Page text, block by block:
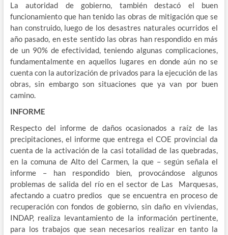
La autoridad de gobierno, también destacó el buen
funcionamiento que han tenido las obras de mitigación que se
han construido, luego de los desastres naturales ocurridos el
año pasado, en este sentido las obras han respondido en más
de un 90% de efectividad, teniendo algunas complicaciones,
fundamentalmente en aquellos lugares en donde aún no se
cuenta con la autorización de privados para la ejecución de las
obras, sin embargo son situaciones que ya van por buen
camino.
INFORME
Respecto del informe de daños ocasionados a raíz de las
precipitaciones, el informe que entrega el COE provincial da
cuenta de la activación de la casi totalidad de las quebradas,
en la comuna de Alto del Carmen, la que – según señala el
informe – han respondido bien, provocándose algunos
problemas de salida del río en el sector de Las Marquesas,
afectando a cuatro predios que se encuentra en proceso de
recuperación con fondos de gobierno, sin daño en viviendas,
INDAP, realiza levantamiento de la información pertinente,
para los trabajos que sean necesarios realizar en tanto la